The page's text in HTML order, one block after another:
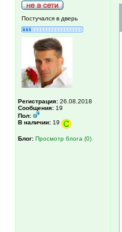
Постучался в дверь
Регистрация: 26.08.2018
Сообщения: 19
Пол:
В наличии: 19
Блог: Просмотр блога (0)